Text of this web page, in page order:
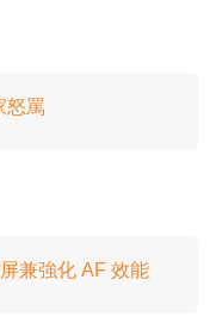
怒罵
兼強化 AF 效能